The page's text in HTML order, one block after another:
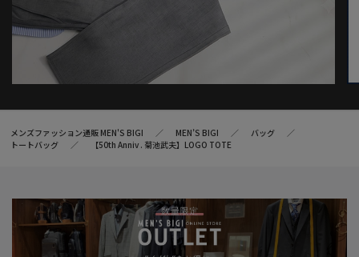
メンズファッション通販 MEN'S BIGI MEN’S BIGI
バッグ
トートバッグ
【50th Anniv . 菊池武夫】LOGO TOTE